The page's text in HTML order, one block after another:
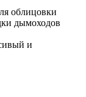
облицовки
дымоходов
и